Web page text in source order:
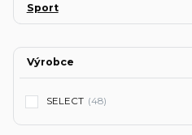
Sport
Výrobce
SELECT (48)